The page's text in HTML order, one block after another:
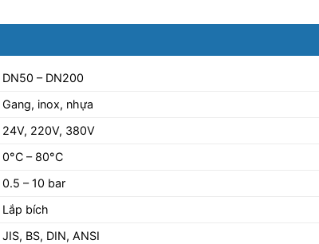
DN50 – DN200
Gang, inox, nhựa
24V, 220V, 380V
0°C – 80°C
0.5 – 10 bar
Lắp bích
JIS, BS, DIN, ANSI